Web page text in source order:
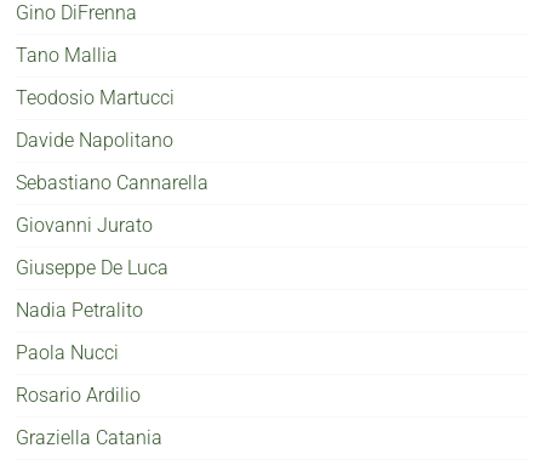
Gino DiFrenna
Tano Mallia
Teodosio Martucci
Davide Napolitano
Sebastiano Cannarella
Giovanni Jurato
Giuseppe De Luca
Nadia Petralito
Paola Nucci
Rosario Ardilio
Graziella Catania